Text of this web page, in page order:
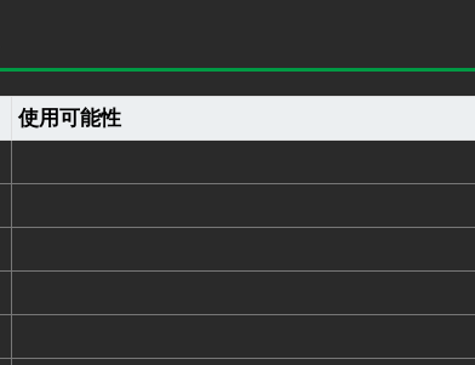
使用可能性